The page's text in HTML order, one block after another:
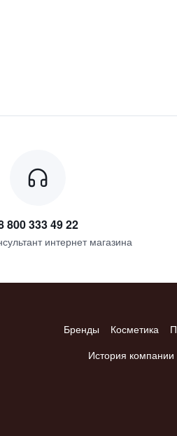
800 333 49 22
интернет магазина
Бренды Косметика
История компании